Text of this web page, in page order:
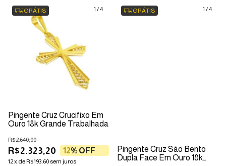
1 /4
GRÁTIS
Pingente Cruz Crucifixo Em
Ouro 18k Grande Trabalhada
R$2.323,20
R$2.640,00
12% OFF
12x deR$193,60sem juros
1 /4
GRÁTIS
Pingente Cruz São Bento
Dupla Face Em Ouro 18k